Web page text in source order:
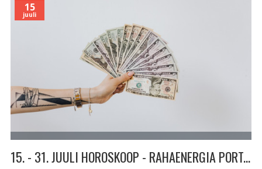
15
juuli
15. - 31. JUULI HOROSKOOP - RAHAENERGIA PORTAAL AVANEB JA ON SOODNE AEG INVESTEERIMISEKS